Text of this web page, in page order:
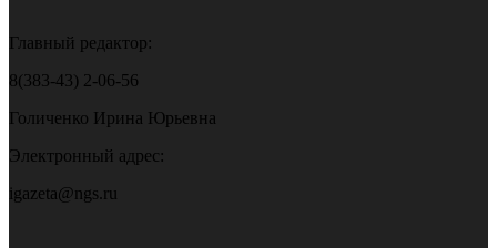
Главный редактор:
8(383-43) 2-06-56
Голиченко Ирина Юрьевна
Электронный адрес:
igazeta@ngs.ru